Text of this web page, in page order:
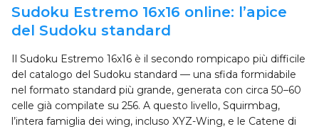
Sudoku Estremo 16x16 online: l’apice
del Sudoku standard
Il Sudoku Estremo 16x16 è il secondo rompicapo più difficile
del catalogo del Sudoku standard — una sfida formidabile
nel formato standard più grande, generata con circa 50–60
celle già compilate su 256. A questo livello, Squirmbag,
l’intera famiglia dei wing, incluso XYZ-Wing, e le Catene di